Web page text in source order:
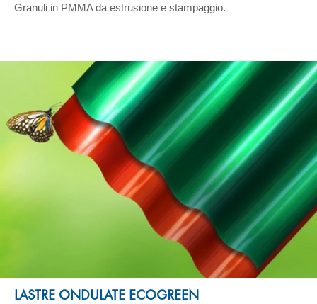
Granuli in PMMA da estrusione e stampaggio.
LASTRE ONDULATE ECOGREEN